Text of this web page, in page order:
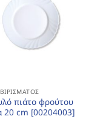
πιάτο φρούτου
20 cm [00204003]